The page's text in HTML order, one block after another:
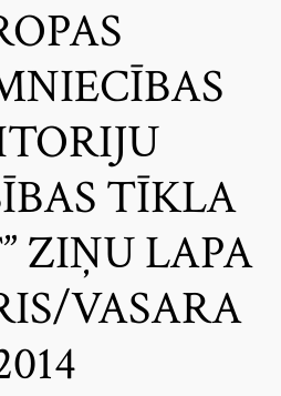
TĪKLA
ZIŅU LAPA
VASARA